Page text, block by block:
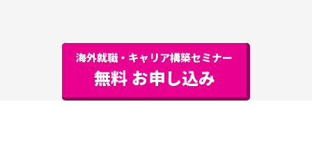
海外就職・キャリア構築セミナー
無料 お申し込み